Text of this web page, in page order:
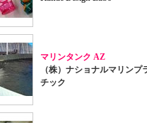
マリンタンク AZ
（株）ナショナルマリンプ
チック